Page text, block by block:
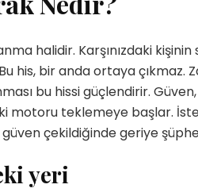
halidir. Karşınızdaki
Bu his, bir anda ortaya
bu hissi güçlendirir.
motoru teklemeye başlar.
çekildiğinde geriye
yeri